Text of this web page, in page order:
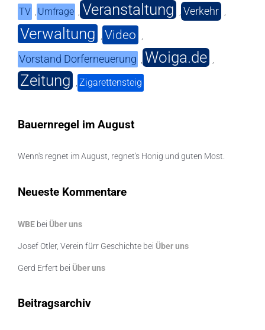
TV , Umfrage , Veranstaltung , Verkehr ,
Verwaltung , Video ,
Vorstand Dorferneuerung , Woiga.de ,
Zeitung , Zigarettensteig
Bauernregel im August
Wenn's regnet im August, regnet's Honig und guten Most.
Neueste Kommentare
WBE bei Über uns
Josef Otler, Verein fürr Geschichte bei Über uns
Gerd Erfert bei Über uns
Beitragsarchiv